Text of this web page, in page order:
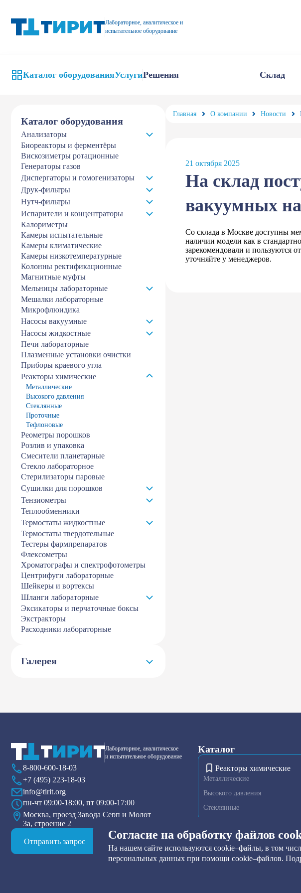
Лабораторное, аналитическое и
испытательное оборудование
Каталог оборудованияУслугиРешения Склад
Каталог оборудования
Анализаторы
Биореакторы и ферментёры
Вискозиметры ротационные
Генераторы газов
Диспергаторы и гомогенизаторы
Друк-фильтры
Нутч-фильтры
Испарители и концентраторы
Калориметры
Камеры испытательные
Камеры климатические
Камеры низкотемпературные
Колонны ректификационные
Магнитные муфты
Мельницы лабораторные
Мешалки лабораторные
Микрофлюидика
Насосы вакуумные
Насосы жидкостные
Печи лабораторные
Плазменные установки очистки
Приборы краевого угла
Реакторы химические
Металлические
Высокого давления
Стеклянные
Проточные
Тефлоновые
Реометры порошков
Розлив и упаковка
Смесители планетарные
Стекло лабораторное
Стерилизаторы паровые
Сушилки для порошков
Тензиометры
Теплообменники
Термостаты жидкостные
Термостаты твердотельные
Тестеры фармпрепаратов
Флексометры
Хроматографы и спектрофотометры
Центрифуги лабораторные
Шейкеры и вортексы
Шланги лабораторные
Эксикаторы и перчаточные боксы
Экстракторы
Расходники лабораторные
Галерея
Главная О компании Новости
21 октября 2025
На склад
вакуумных
Со склада в Москве доступны
наличии модели как в
зарекомендовали и
уточняйте у менеджеров.
Согласие на обработку файлов
На нашем сайте используются cookie–файлы, в том
персональных данных при помощи cookie–файлов.
Лабораторное, аналитическое
и испытательное оборудование
8-800-600-18-03
+7 (495) 223-18-03
info@tirit.org
пн-чт 09:00-18:00, пт 09:00-17:00
Москва, проезд Завода Серп и Молот
3а, строение 2
Отправить запрос
Каталог
Реакторы химические
Металлические
Высокого давления
Стеклянные
Плазменные установки
Тензиометры
Друк-фильтры